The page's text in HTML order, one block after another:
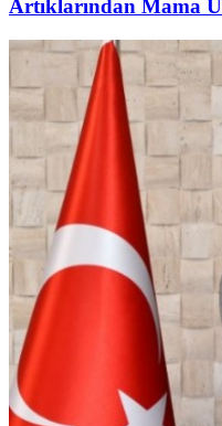
Artıklarından Mama